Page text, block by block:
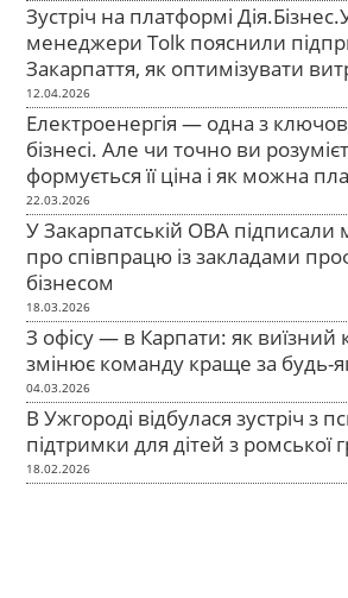
Зустріч на платформі
менеджери Tolk пояснили
Закарпаття, як оптимізувати
12.04.2026
Електроенергія — одна з
бізнесі. Але чи точно ви
формується її ціна і як можна
22.03.2026
У Закарпатській ОВА
про співпрацю із закладами
бізнесом
18.03.2026
З офісу — в Карпати: як виїзний
змінює команду краще за будь-
04.03.2026
В Ужгороді відбулася зустріч з
підтримки для дітей з ромської
18.02.2026